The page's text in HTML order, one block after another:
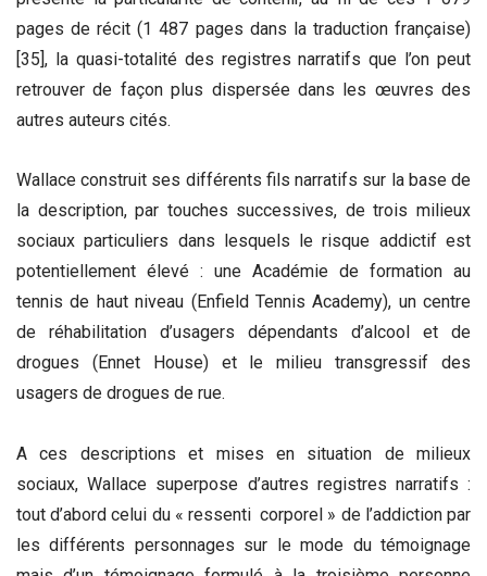
pages de récit (1 487 pages dans la traduction française)
[35], la quasi-totalité des registres narratifs que l’on peut
retrouver de façon plus dispersée dans les œuvres des
autres auteurs cités.
Wallace construit ses différents fils narratifs sur la base de
la description, par touches successives, de trois milieux
sociaux particuliers dans lesquels le risque addictif est
potentiellement élevé : une Académie de formation au
tennis de haut niveau (Enfield Tennis Academy), un centre
de réhabilitation d’usagers dépendants d’alcool et de
drogues (Ennet House) et le milieu transgressif des
usagers de drogues de rue.
A ces descriptions et mises en situation de milieux
sociaux, Wallace superpose d’autres registres narratifs :
tout d’abord celui du « ressenti corporel » de l’addiction par
les différents personnages sur le mode du témoignage